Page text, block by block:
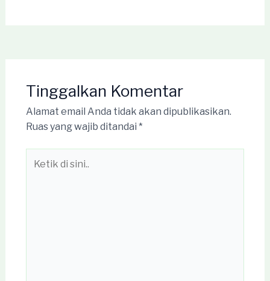
Tinggalkan Komentar
Alamat email Anda tidak akan dipublikasikan.
Ruas yang wajib ditandai *